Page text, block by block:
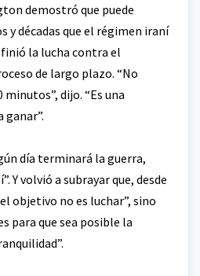
demostró que puede
y décadas que el régimen iraní
la lucha contra el
de largo plazo. “No
dijo. “Es una
ganar”.
día terminará la guerra,
Y volvió a subrayar que, desde
objetivo no es luchar”, sino
para que sea posible la